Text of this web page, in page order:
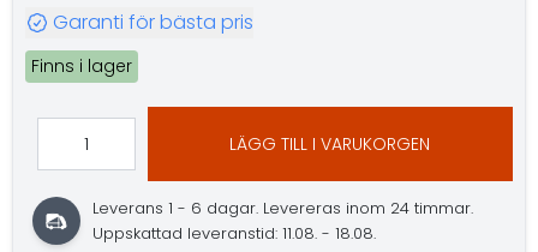
Garanti för bästa pris
Finns i lager
LÄGG TILL I VARUKORGEN
Leverans 1 - 6 dagar. Levereras inom 24 timmar.
Uppskattad leveranstid: 11.08. - 18.08.